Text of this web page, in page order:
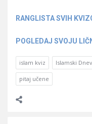
RANGLISTA SVIH
POGLEDAJ SVOJU
islam kviz Islamski
pitaj učene